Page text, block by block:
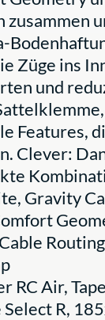
Züge ins
und
Features,
Clever:
Gravity
RC Air,
Select R,